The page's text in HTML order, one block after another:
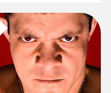
meget kontant tager
lederskabet og ansvaret for
beslutninger omkring
opgaveløsninger på sig, viser
ny forskning.